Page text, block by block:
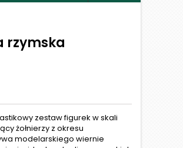
rzymska
zestaw figurek w skali
żołnierzy z okresu
modelarskiego wiernie